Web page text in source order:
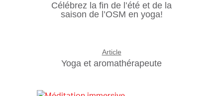
Célébrez la fin de l’été et de la
saison de l’OSM en yoga!
Article
Yoga et aromathérapeute